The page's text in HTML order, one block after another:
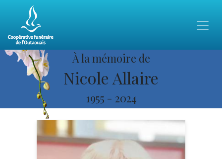
À la mémoire de
Nicole Allaire
1955 - 2024